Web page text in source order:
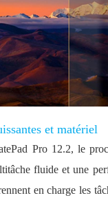
et matériel
Pro 12.2, le
fluide et une
en charge les